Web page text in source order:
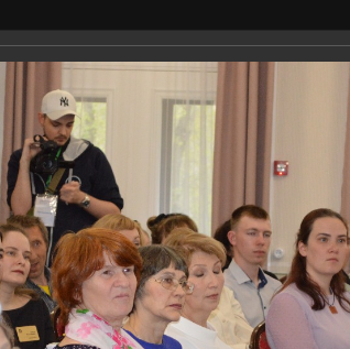
Окуджава
2024 год Экскурсия в Доме Окуджавы
в Доме